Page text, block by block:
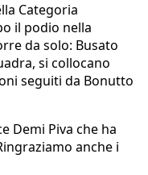
Categoria
il podio nella
da solo: Busato
si collocano
seguiti da Bonutto
Demi Piva che ha
anche i